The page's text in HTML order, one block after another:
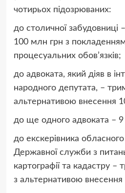
чотирьох підозрюваних:
до столичної забудовниці
100 млн грн з покладенням
процесуальних обов’язків;
до адвоката, який діяв в
народного депутата, –
альтернативою внесення
до ще одного адвоката – 9
до екскерівника
Державної служби з питань
картографії та кадастру –
з альтернативою внесення